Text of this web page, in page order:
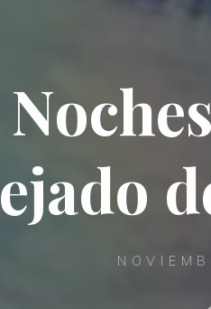
Noches
ejado d